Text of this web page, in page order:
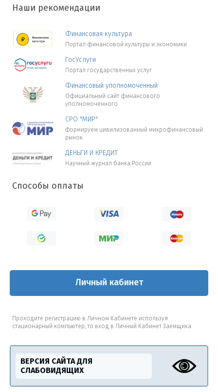
Наши рекомендации
Финансовая культура
Портал финансовой культуры и экономики
ГосУслуги
Портал государственных услуг
Финансовый уполномоченный
Официальный сайт финансового
уполномоченного
СРО "МИР"
Формируем цивилизованный микрофинансовый
рынок
ДЕНЬГИ И КРЕДИТ
Научный журнал банка России
Способы оплаты
Личный кабинет
Проходите регистрацию в Личном Кабинете используя
стационарный компьютер, то вход в Личный Кабинет Заемщика
ВЕРСИЯ САЙТА ДЛЯ
СЛАБОВИДЯЩИХ